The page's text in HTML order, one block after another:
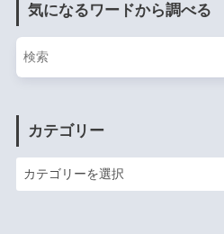
気になるワードから調べる
カテゴリー